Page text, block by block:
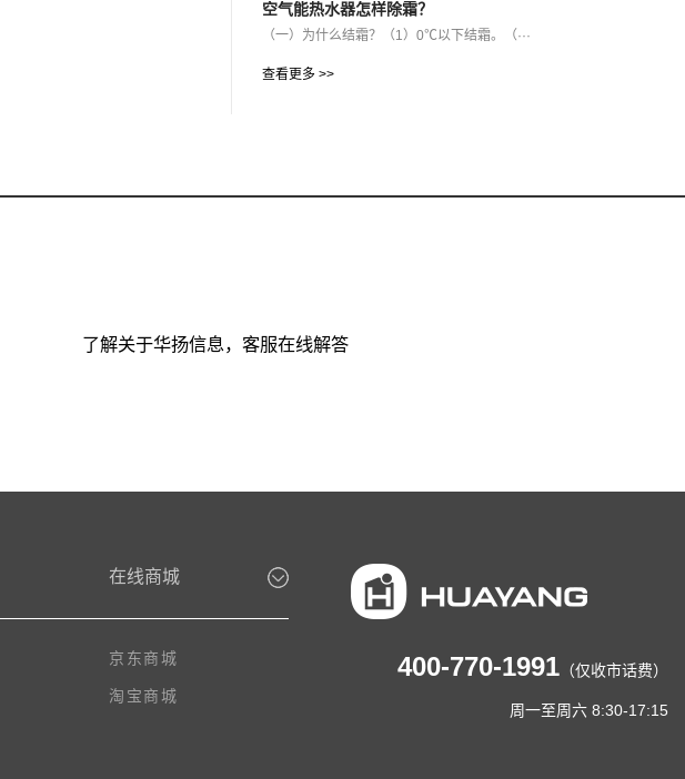
空气能热水器怎样除霜？
（一）为什么结霜？（1）0℃以下结霜。（···
查看更多 >>
了解关于华扬信息，客服在线解答
在线商城
京东商城
淘宝商城
400-770-1991 （仅收市话费）
周一至周六 8:30-17:15